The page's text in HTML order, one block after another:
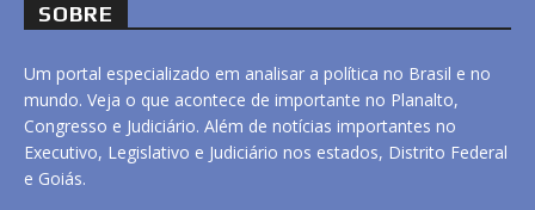
SOBRE
Um portal especializado em analisar a política no Brasil e no
mundo. Veja o que acontece de importante no Planalto,
Congresso e Judiciário. Além de notícias importantes no
Executivo, Legislativo e Judiciário nos estados, Distrito Federal
e Goiás.